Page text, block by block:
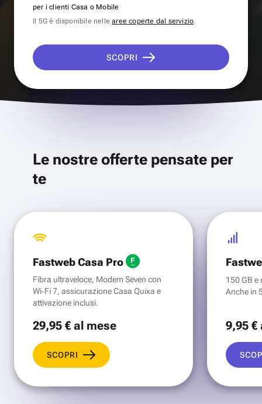
per i clienti Casa o Mobile
Il 5G è disponibile nellearee coperte dal servizio.
SCOPRI
Le nostre offerte pensate per
te
Fastweb Casa Pro
Fibra ultraveloce, Modem Seven con
Wi‑Fi 7, assicurazione Casa Quixa e
attivazione inclusi.
29,95 €al mese
SCOPRI
150 GB e
Anche in
9,95 €